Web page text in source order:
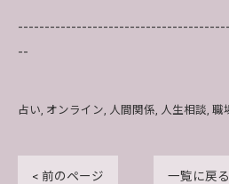
--
占い オンライン 人間関係 人生相談 職
< 前のページ 一覧に戻る